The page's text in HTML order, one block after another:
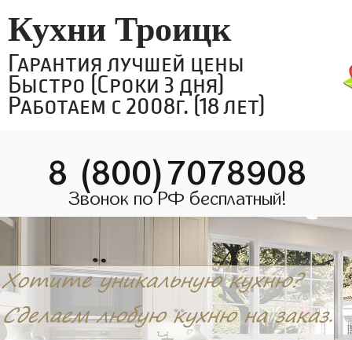
Кухни Троицк
Гарантия лучшей цены
Быстро (Сроки 3 дня)
Работаем с 2008г. (18 лет)
8 (800)7078908
Звонок по РФ бесплатный!